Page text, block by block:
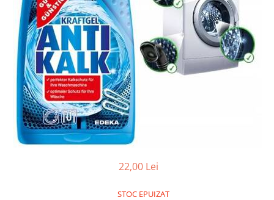
22,00 Lei
STOC EPUIZAT